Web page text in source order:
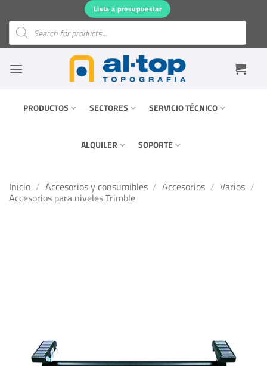
contenido
Lista a presupuestar
Búsqueda
productos
PRODUCTOS SECTORES SERVICIO TÉCNICO
ALQUILER SOPORTE
Inicio / Accesorios y consumibles / Accesorios / Varios /
Accesorios para niveles Trimble